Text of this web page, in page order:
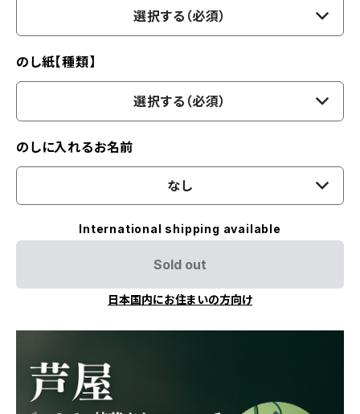
選択する（必須）
のし紙【種類】
選択する（必須）
のしに入れるお名前
なし
International shipping available
Sold out
日本国内にお住まいの方向け